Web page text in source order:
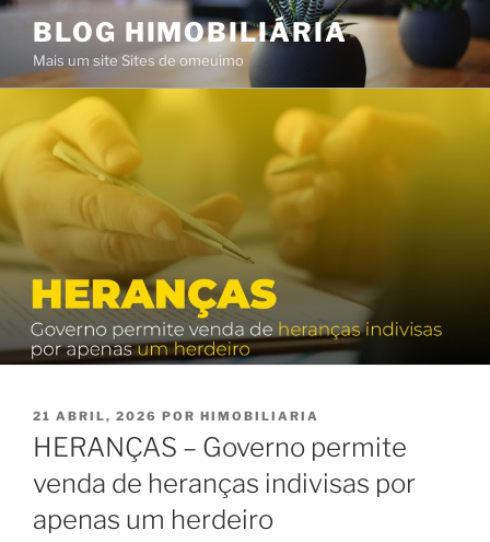
Saltar
conteúdo
BLOG HIMOBILIÁRIA
Mais um site Sites de omeuimo
PUBLICADO
EM
21 ABRIL, 2026 POR HIMOBILIARIA
HERANÇAS – Governo permite
venda de heranças indivisas por
apenas um herdeiro